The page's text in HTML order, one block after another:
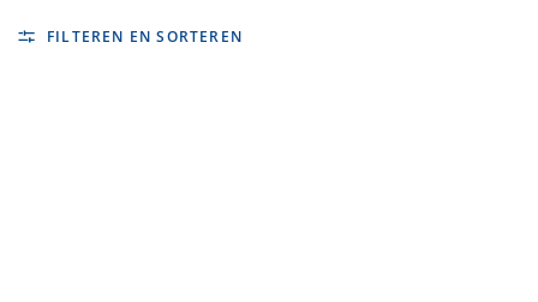
FILTEREN EN SORTEREN